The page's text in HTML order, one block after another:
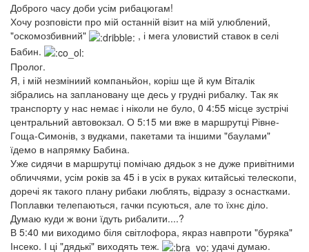
Доброго часу доби усім рибацюгам!
Хочу розповісти про мій останній візит на мій улюблений,
"оскомозбивний"
, і мега уловистий ставок в селі
Бабин.
Пролог.
Я, і мій незміниий компаньйон, коріш ще й кум Віталік
зібрались на заплановану ще десь у грудні рибалку. Так як
транспорту у нас немає і ніколи не було, 0 4:55 місце зустрічі
центральний автовокзал. О 5:15 ми вже в маршрутці Рівне-
Гоща-Симонів, з вудками, пакетами та іншими "баулами"
їдемо в напрямку Бабина.
Уже сидячи в маршрутці помічаю дядьок з не дуже привітними
обличчями, усім років за 45 і в усіх в руках китайські телескопи,
доречі як такого плану рибаки люблять, відразу з оснастками.
Поплавки телепаються, гачки псуються, але то їхнє діло.
Думаю куди ж вони їдуть рибалити....?
В 5:40 ми виходимо біля світлофора, якраз навпроти "буряка"
Інсеко. І ці "дядькі" виходять теж.
удачі думаю.